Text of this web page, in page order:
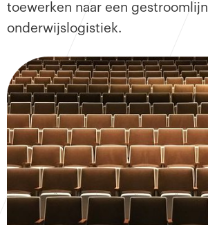
toewerken naar een
onderwijslogistiek.